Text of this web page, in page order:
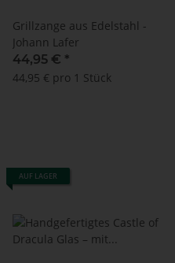
Grillzange aus Edelstahl -
Johann Lafer
44,95 € *
44,95 € pro 1 Stück
AUF LAGER